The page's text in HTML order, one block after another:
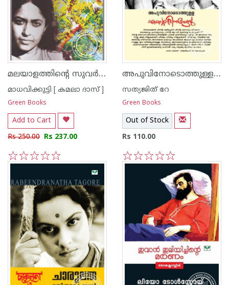
മലയാളത്തിന്റെ സുവര്‍ണ്ണ കഥകള്‍ - മാധവിക്കുട്ടി
മാധവിക്കുട്ടി [ കമലാ ദാസ് ]
Green Books
Add to Cart
Rs 250.00 Rs 237.00
5
4
3
2
1
അപുവിനോടൊത്തുള്ള എന്റെ ദിനങ്ങള്‍
സത്യജിത് റേ
Green Books
Out of Stock
Rs 110.00
5
4
3
2
1